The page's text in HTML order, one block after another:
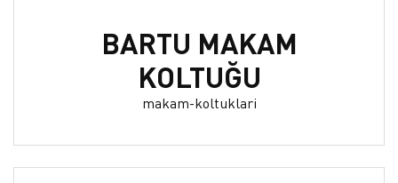
BARTU MAKAM
KOLTUĞU
makam-koltuklari